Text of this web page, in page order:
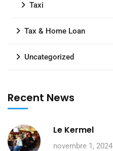
Taxi
Tax & Home Loan
Uncategorized
Recent News
Le Kermel
novembre 1, 2024